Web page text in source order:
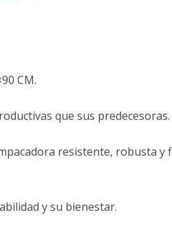
CM.
que sus predecesoras.
resistente, robusta y
y su bienestar.